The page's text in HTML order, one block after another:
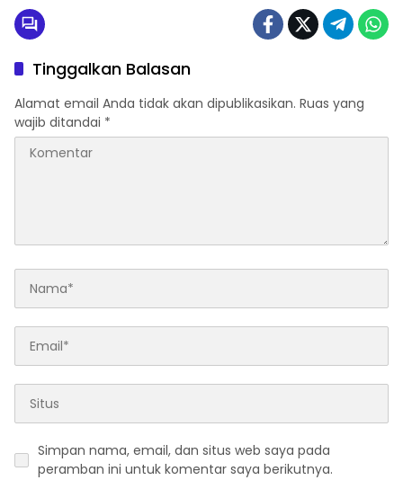
Tinggalkan Balasan
Alamat email Anda tidak akan dipublikasikan. Ruas yang
wajib ditandai *
Simpan nama, email, dan situs web saya pada
peramban ini untuk komentar saya berikutnya.